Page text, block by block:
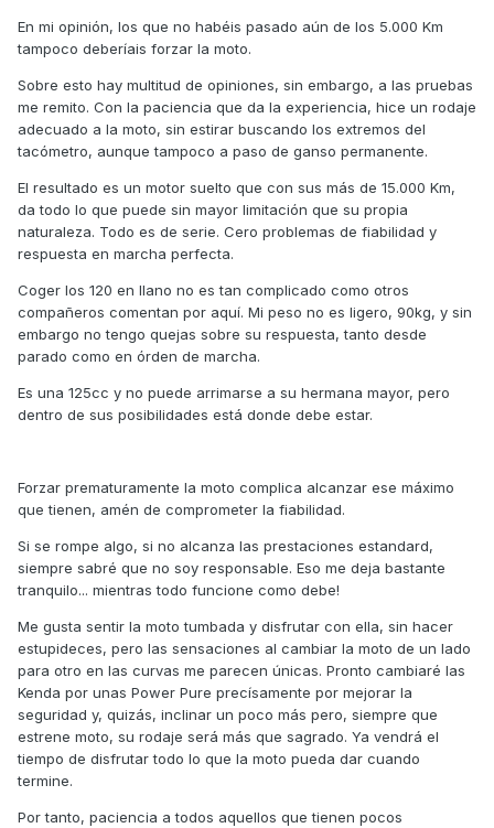
En mi opinión, los que no habéis pasado aún de los 5.000 Km
tampoco deberíais forzar la moto.
Sobre esto hay multitud de opiniones, sin embargo, a las pruebas
me remito. Con la paciencia que da la experiencia, hice un rodaje
adecuado a la moto, sin estirar buscando los extremos del
tacómetro, aunque tampoco a paso de ganso permanente.
El resultado es un motor suelto que con sus más de 15.000 Km,
da todo lo que puede sin mayor limitación que su propia
naturaleza. Todo es de serie. Cero problemas de fiabilidad y
respuesta en marcha perfecta.
Coger los 120 en llano no es tan complicado como otros
compañeros comentan por aquí. Mi peso no es ligero, 90kg, y sin
embargo no tengo quejas sobre su respuesta, tanto desde
parado como en órden de marcha.
Es una 125cc y no puede arrimarse a su hermana mayor, pero
dentro de sus posibilidades está donde debe estar.
Forzar prematuramente la moto complica alcanzar ese máximo
que tienen, amén de comprometer la fiabilidad.
Si se rompe algo, si no alcanza las prestaciones estandard,
siempre sabré que no soy responsable. Eso me deja bastante
tranquilo... mientras todo funcione como debe!
Me gusta sentir la moto tumbada y disfrutar con ella, sin hacer
estupideces, pero las sensaciones al cambiar la moto de un lado
para otro en las curvas me parecen únicas. Pronto cambiaré las
Kenda por unas Power Pure precísamente por mejorar la
seguridad y, quizás, inclinar un poco más pero, siempre que
estrene moto, su rodaje será más que sagrado. Ya vendrá el
tiempo de disfrutar todo lo que la moto pueda dar cuando
termine.
Por tanto, paciencia a todos aquellos que tienen pocos